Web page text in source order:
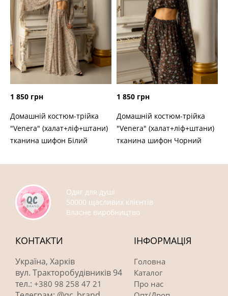
1 850 грн
Домашній костюм-трійка
"Venera" (халат+ліф+штани)
тканина шифон Білий
1 850 грн
Домашній костюм-трійка
"Venera" (халат+ліф+штани)
тканина шифон Чорний
Одяг для душі
50000 щасливих клієнтів
Власне виробництво
КОНТАКТИ
Україна, Харків
вул. Тракторобудівників 94
тел.: +380 98 258 47 21
ІНФОРМАЦІЯ
Головна
Каталог
Про нас